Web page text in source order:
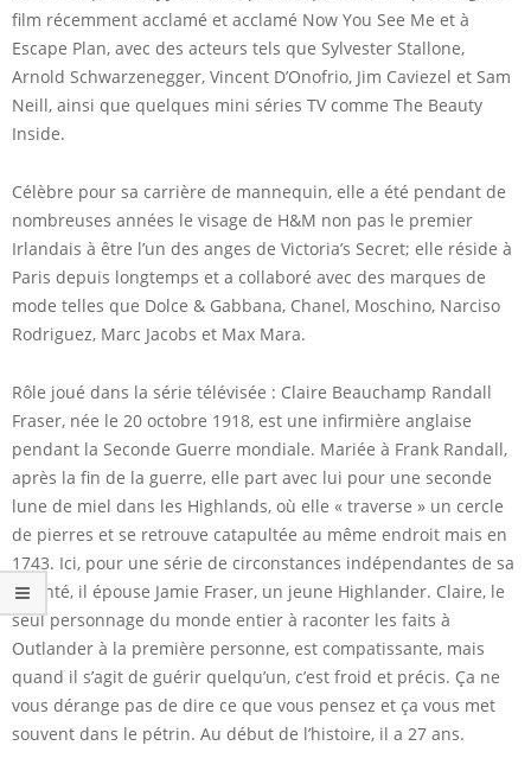
film récemment acclamé et acclamé Now You See Me et à
Escape Plan, avec des acteurs tels que Sylvester Stallone,
Arnold Schwarzenegger, Vincent D’Onofrio, Jim Caviezel et Sam
Neill, ainsi que quelques mini séries TV comme The Beauty
Inside.
Célèbre pour sa carrière de mannequin, elle a été pendant de
nombreuses années le visage de H&M non pas le premier
Irlandais à être l’un des anges de Victoria’s Secret; elle réside à
Paris depuis longtemps et a collaboré avec des marques de
mode telles que Dolce & Gabbana, Chanel, Moschino, Narciso
Rodriguez, Marc Jacobs et Max Mara.
Rôle joué dans la série télévisée : Claire Beauchamp Randall
Fraser, née le 20 octobre 1918, est une infirmière anglaise
pendant la Seconde Guerre mondiale. Mariée à Frank Randall,
après la fin de la guerre, elle part avec lui pour une seconde
lune de miel dans les Highlands, où elle « traverse » un cercle
de pierres et se retrouve catapultée au même endroit mais en
1743. Ici, pour une série de circonstances indépendantes de sa
volonté, il épouse Jamie Fraser, un jeune Highlander. Claire, le
seul personnage du monde entier à raconter les faits à
Outlander à la première personne, est compatissante, mais
quand il s’agit de guérir quelqu’un, c’est froid et précis. Ça ne
vous dérange pas de dire ce que vous pensez et ça vous met
souvent dans le pétrin. Au début de l’histoire, il a 27 ans.